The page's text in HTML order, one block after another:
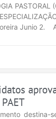
PASTORAL
Junio 2.
destina-